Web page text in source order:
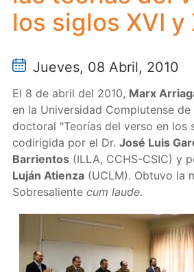
los siglos XVI y
Jueves, 08 Abril, 2010
El 8 de abril del 2010, Marx
en la Universidad Complutense
doctoral "Teorías del verso en los
codirigida por el Dr. José Luis
Barrientos(ILLA, CCHS-CSIC) y
Luján Atienza(UCLM). Obtuvo la
Sobresaliente cum laude.